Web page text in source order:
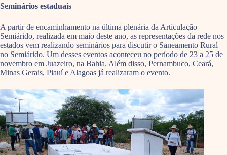
Seminários estaduais
A partir de encaminhamento na última plenária da Articulação
Semiárido, realizada em maio deste ano, as representações da rede nos
estados vem realizando seminários para discutir o Saneamento Rural
no Semiárido. Um desses eventos aconteceu no período de 23 a 25 de
novembro em Juazeiro, na Bahia. Além disso, Pernambuco, Ceará,
Minas Gerais, Piauí e Alagoas já realizaram o evento.